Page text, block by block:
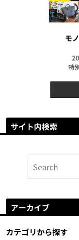
モ
特
サイト内検索
アーカイブ
カテゴリから探す